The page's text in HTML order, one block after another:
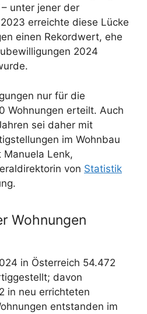
unter jener der
erreichte diese Lücke
einen Rekordwert, ehe
2024
nur für die
Wohnungen erteilt. Auch
sei daher mit
im Wohnbau
Lenk,
von Statistik
Wohnungen
in Österreich 54.472
davon
in neu errichteten
entstanden im